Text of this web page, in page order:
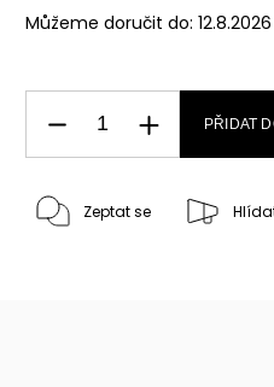
Můžeme doručit do: 12.8.2026
PŘIDAT
Zeptat se